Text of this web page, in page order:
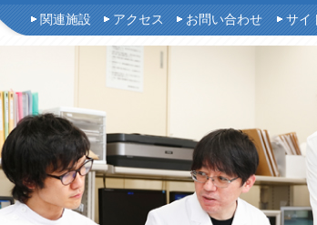
関連施設 アクセス お問い合わせ サイ